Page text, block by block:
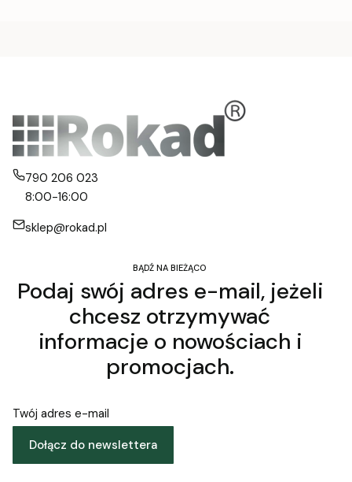
790 206 023
8:00-16:00
sklep@rokad.pl
BĄDŹ NA BIEŻĄCO
Podaj swój adres e-mail, jeżeli
chcesz otrzymywać
informacje o nowościach i
promocjach.
Twój adres e-mail
Dołącz do newslettera